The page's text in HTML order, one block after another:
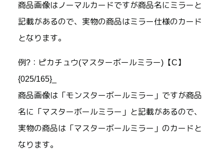
商品画像はノーマルカードですが商品名にミラーと
記載があるので、実物の商品はミラー仕様のカード
となります。
例?：ピカチュウ(マスターボールミラー)【C】
{025/165}_
商品画像は「モンスターボールミラー」ですが商品
名に「マスターボールミラー」と記載があるので、
実物の商品は「マスターボールミラー」のカードと
なります。